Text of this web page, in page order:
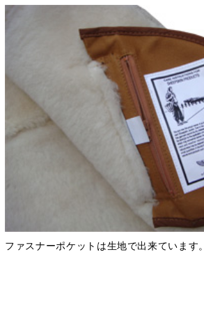
ファスナーポケットは生地で出来ています。